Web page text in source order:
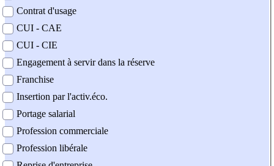
Contrat d'usage
CUI - CAE
CUI - CIE
Engagement à servir dans la réserve
Franchise
Insertion par l'activ.éco.
Portage salarial
Profession commerciale
Profession libérale